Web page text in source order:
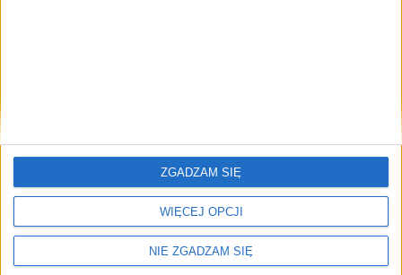
WIĘCEJ OPCJI
NIE ZGADZAM SIĘ
ZGADZAM SIĘ
🔥
1)
500 uczennic z Krakowa ćwiczyło z mistrzyniami sportu.
„Musimy zrobić wszystko, by chciały chodzić na WF”